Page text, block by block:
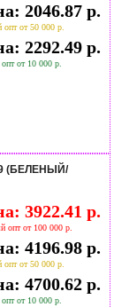
2046.87 р.
опт от 50 000 р.
2292.49 р.
от 10 000 р.
(БЕЛЕНЫЙ/
3922.41 р.
опт от 100 000 р.
4196.98 р.
опт от 50 000 р.
4700.62 р.
от 10 000 р.